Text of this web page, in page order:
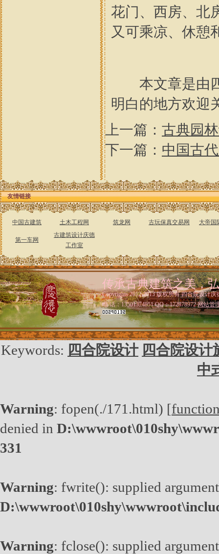
花门、西房、北
又可乘凉、休憩
本文章是由四
明白的地方欢迎
上一篇： 古典园
下一篇： 中国古
友情链接
中国古建筑 土木工程网 筑龙网 古玩保真交易网 大帝国
第一车网
古建筑设计庆德
工作室
传承古典建筑之美，
Copyrights 2012-2013 版权所有 四合院设计
电 话：13501374851 QQ：172878972网站管
Keywords: 四合院设计 四合院设计
中
Warning: fopen(./171.html) [
denied in
331
Warning: fwrite(): supplied
Warning: fclose(): supplied